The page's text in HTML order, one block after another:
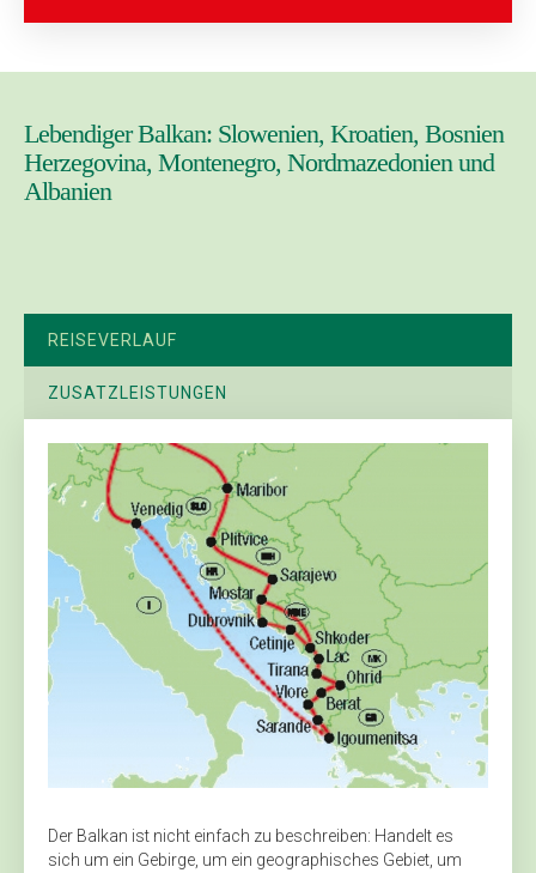
Lebendiger Balkan: Slowenien, Kroatien, Bosnien
Herzegovina, Montenegro, Nordmazedonien und
Albanien
REISEVERLAUF
ZUSATZLEISTUNGEN
Der Balkan ist nicht einfach zu beschreiben: Handelt es
sich um ein Gebirge, um ein geographisches Gebiet, um